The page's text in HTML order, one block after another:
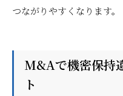
つながりやすくなります。
M&Aで機密保持
ト